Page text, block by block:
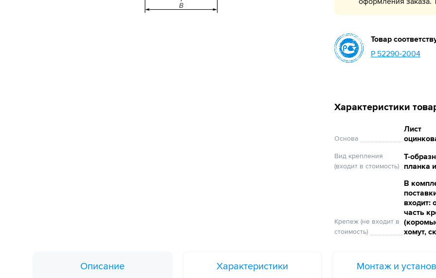
Товар
Р 52290-2004
Характеристики
Основа
Лист
Вид крепления
(входит в стоимость)
Т-
планка
Крепеж (не входит в
стоимость)
В
входит:
часть
хомут,
Описание Характеристики Монтаж и